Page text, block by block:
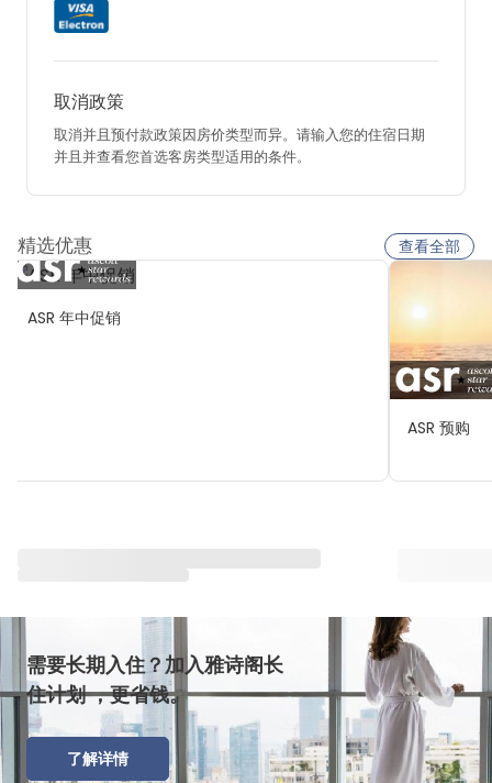
取消政策
取消并且预付款政策因房价类型而异。请输入您的住宿日期
并且并查看您首选客房类型适用的条件。
精选优惠 查看全部
ASR 年中促销
ASR 预购
需要长期入住？加入雅诗阁长
住计划 ，更省钱。
了解详情